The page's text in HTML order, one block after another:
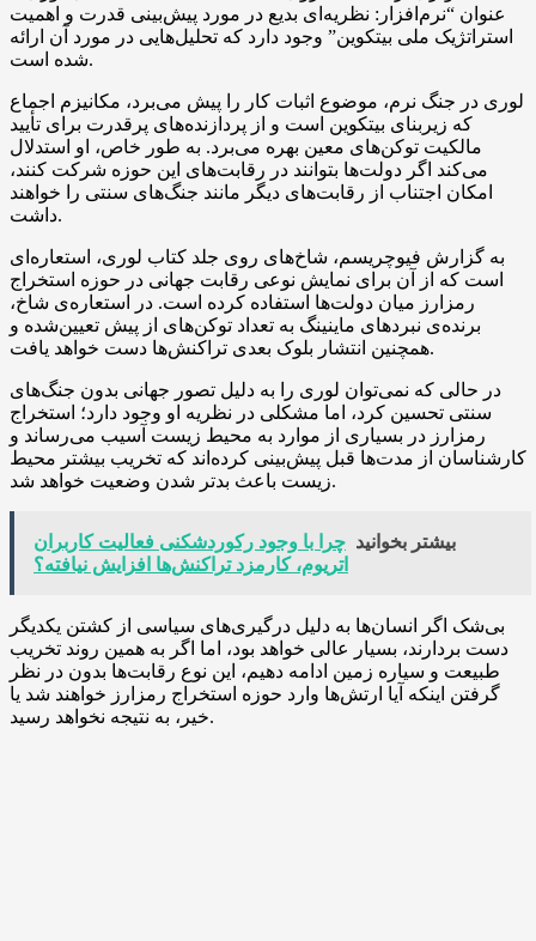
عنوان “نرم‌افزار: نظریه‌ای بدیع در مورد پیش‌بینی قدرت و اهمیت
استراتژیک ملی بیتکوین” وجود دارد که تحلیل‌هایی در مورد آن ارائه
شده است.
لوری در جنگ نرم، موضوع اثبات کار را پیش می‌برد، مکانیزم اجماع
که زیربنای بیتکوین است و از پردازنده‌های پرقدرت برای تأیید
مالکیت توکن‌های معین بهره می‌برد. به طور خاص، او استدلال
می‌کند اگر دولت‌ها بتوانند در رقابت‌های این حوزه شرکت کنند،
امکان اجتناب از رقابت‌های دیگر مانند جنگ‌های سنتی را خواهند
داشت.
به گزارش فیوچریسم، شاخ‌های روی جلد کتاب لوری، استعاره‌ای
است که از آن برای نمایش نوعی رقابت جهانی در حوزه استخراج
رمزارز میان دولت‌ها استفاده کرده است. در استعاره‌ی شاخ،
برنده‌ی نبردهای ماینینگ به تعداد توکن‌های از پیش تعیین‌شده و
همچنین انتشار بلوک بعدی تراکنش‌ها دست خواهد یافت.
در حالی که نمی‌توان لوری را به دلیل تصور جهانی بدون جنگ‌های
سنتی تحسین کرد، اما مشکلی در نظریه او وجود دارد؛ استخراج
رمزارز در بسیاری از موارد به محیط زیست آسیب می‌رساند و
کارشناسان از مدت‌ها قبل پیش‌بینی کرده‌اند که تخریب بیشتر محیط
زیست باعث بدتر شدن وضعیت خواهد شد.
بیشتر بخوانید چرا با وجود رکوردشکنی فعالیت کاربران
اتریوم، کارمزد تراکنش‌ها افزایش نیافته؟
بی‌شک اگر انسان‌ها به دلیل درگیری‌های سیاسی از کشتن یکدیگر
دست بردارند، بسیار عالی خواهد بود، اما اگر به همین روند تخریب
طبیعت و سیاره زمین ادامه دهیم، این نوع رقابت‌ها بدون در نظر
گرفتن اینکه آیا ارتش‌ها وارد حوزه استخراج رمزارز خواهند شد یا
خیر، به نتیجه نخواهد رسید.